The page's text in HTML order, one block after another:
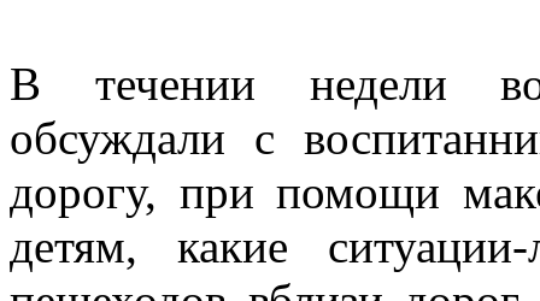
В течении недели
обсуждали с
дорогу, при помощи
детям, какие